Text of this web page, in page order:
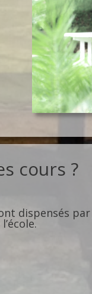
cours ?
dispensés par